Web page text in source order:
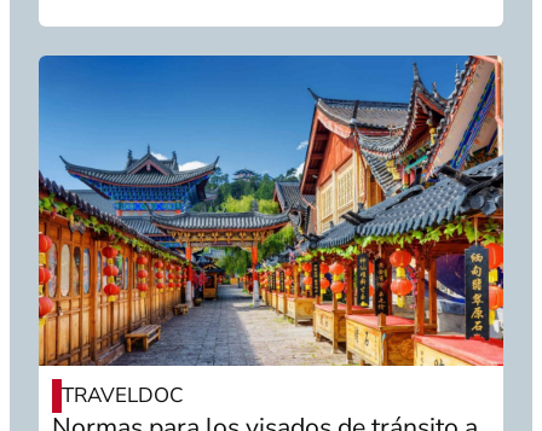
TRAVELDOC